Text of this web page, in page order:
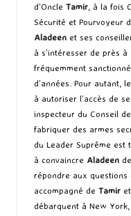
d’Oncle Tamir, à la fois
Sécurité et Pourvoyeur
Aladeen et ses
à s’intéresser de près
fréquemment
d’années. Pour autant,
à autoriser l’accès de
inspecteur du Conseil
fabriquer des armes
du Leader Suprême est
à convaincre Aladeen
répondre aux questions
accompagné de Tamir
débarquent à New